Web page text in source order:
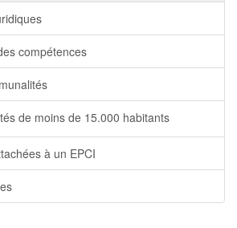
compétences
de moins de 15.000 habitants
à un EPCI